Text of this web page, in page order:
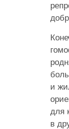
и
для
в